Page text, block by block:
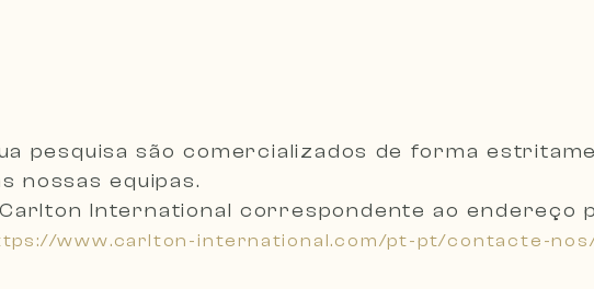
pesquisa são comercializados de forma
nossas equipas.
International correspondente ao endereço
www.carlton-international.com/pt-pt/contacte-